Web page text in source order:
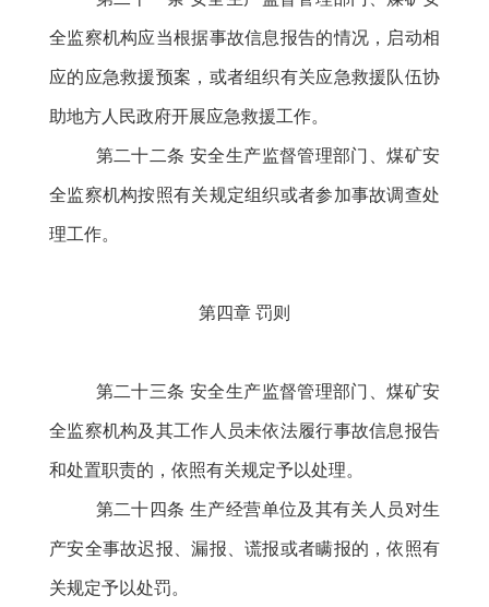
全监察机构应当根据事故信息报告的情况，启动相
应的应急救援预案，或者组织有关应急救援队伍协
助地方人民政府开展应急救援工作。
第二十二条 安全生产监督管理部门、煤矿安
全监察机构按照有关规定组织或者参加事故调查处
理工作。
第四章 罚则
第二十三条 安全生产监督管理部门、煤矿安
全监察机构及其工作人员未依法履行事故信息报告
和处置职责的，依照有关规定予以处理。
第二十四条 生产经营单位及其有关人员对生
产安全事故迟报、漏报、谎报或者瞒报的，依照有
关规定予以处罚。